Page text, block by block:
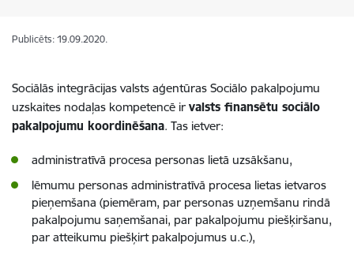
Publicēts: 19.09.2020.
Sociālās integrācijas valsts aģentūras Sociālo pakalpojumu
uzskaites nodaļas kompetencē ir valsts finansētu sociālo
pakalpojumu koordinēšana. Tas ietver:
administratīvā procesa personas lietā uzsākšanu,
lēmumu personas administratīvā procesa lietas ietvaros
pieņemšana (piemēram, par personas uzņemšanu rindā
pakalpojumu saņemšanai, par pakalpojumu piešķiršanu,
par atteikumu piešķirt pakalpojumus u.c.),